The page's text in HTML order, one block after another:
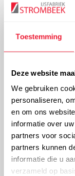
Toestemming
Deze website
We gebruiken
personaliseren,
en om ons
informatie over
partners voor
partners kunnen
informatie die u
verzameld op
Druk (bar)
Waterstofgas
Afmeting
Totaalgewicht